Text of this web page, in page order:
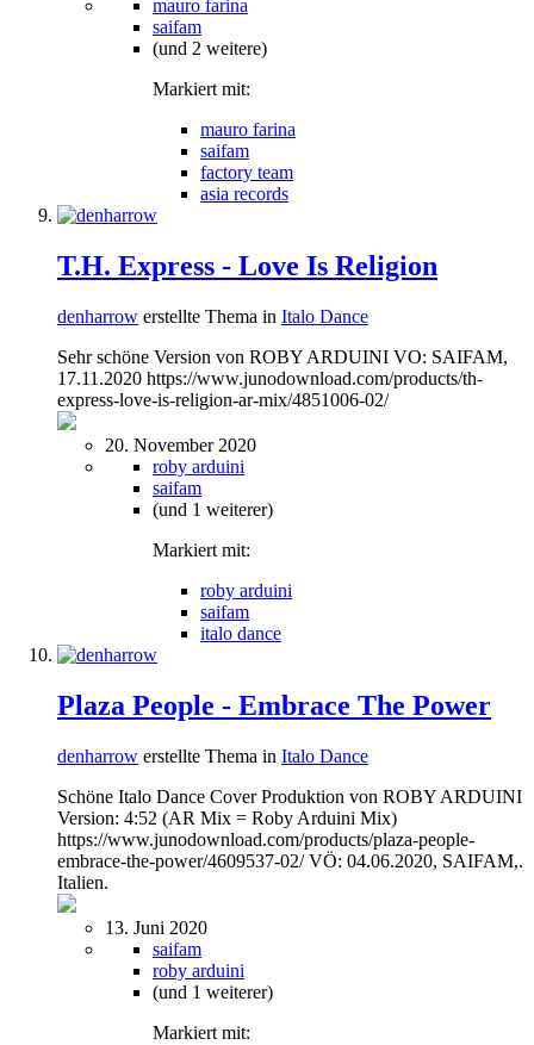
mauro farina
saifam
(und 2 weitere)
Markiert mit:
mauro farina
saifam
factory team
asia records
T.H. Express - Love Is Religion
denharrow erstellte Thema in Italo Dance
Sehr schöne Version von ROBY ARDUINI VO: SAIFAM,
17.11.2020 https://www.junodownload.com/products/th-
express-love-is-religion-ar-mix/4851006-02/
20. November 2020
roby arduini
saifam
(und 1 weiterer)
Markiert mit:
roby arduini
saifam
italo dance
Plaza People - Embrace The Power
denharrow erstellte Thema in Italo Dance
Schöne Italo Dance Cover Produktion von ROBY ARDUINI
Version: 4:52 (AR Mix = Roby Arduini Mix)
https://www.junodownload.com/products/plaza-people-
embrace-the-power/4609537-02/ VÖ: 04.06.2020, SAIFAM,.
Italien.
13. Juni 2020
saifam
roby arduini
(und 1 weiterer)
Markiert mit: